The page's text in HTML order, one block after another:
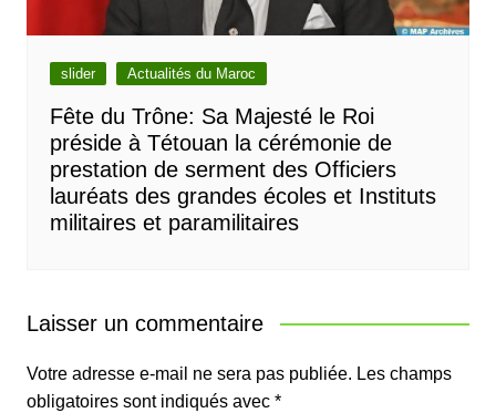
slider Actualités du Maroc
Fête du Trône: Sa Majesté le Roi
préside à Tétouan la cérémonie de
prestation de serment des Officiers
lauréats des grandes écoles et Instituts
militaires et paramilitaires
Laisser un commentaire
Votre adresse e-mail ne sera pas publiée. Les champs
obligatoires sont indiqués avec *